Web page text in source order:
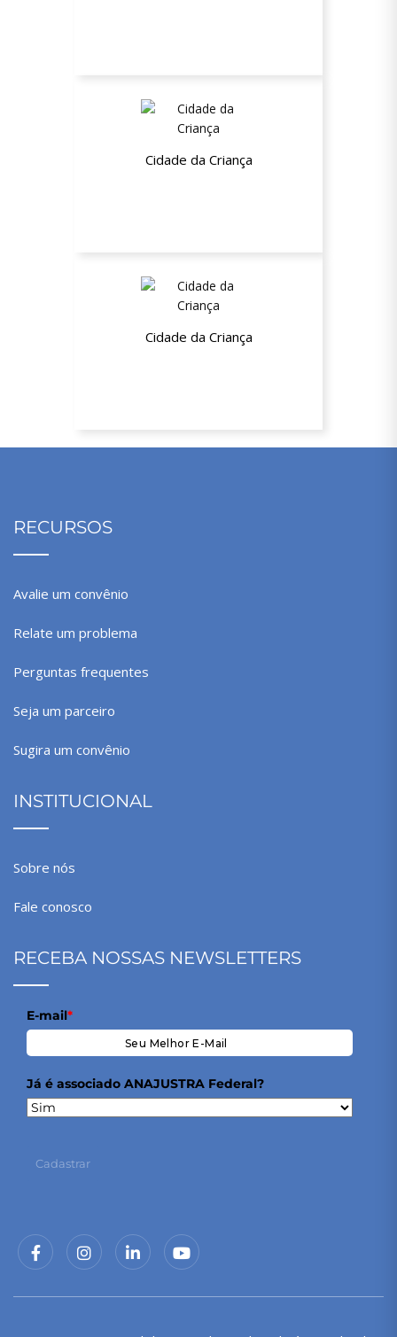
Cidade da Criança
Cidade da Criança
RECURSOS
Avalie um convênio
Relate um problema
Perguntas frequentes
Seja um parceiro
Sugira um convênio
INSTITUCIONAL
Sobre nós
Fale conosco
RECEBA NOSSAS NEWSLETTERS
E-mail*
Já é associado ANAJUSTRA Federal?
Cadastrar